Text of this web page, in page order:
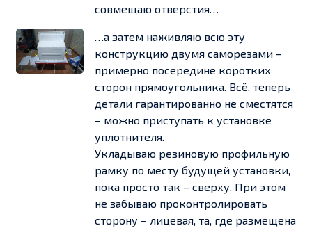
совмещаю отверстия…
…а затем наживляю всю эту
конструкцию двумя саморезами –
примерно посередине коротких
сторон прямоугольника. Всё, теперь
детали гарантированно не сместятся
– можно приступать к установке
уплотнителя.
Укладываю резиновую профильную
рамку по месту будущей установки,
пока просто так – сверху. При этом
не забываю проконтролировать
сторону – лицевая, та, где размещена